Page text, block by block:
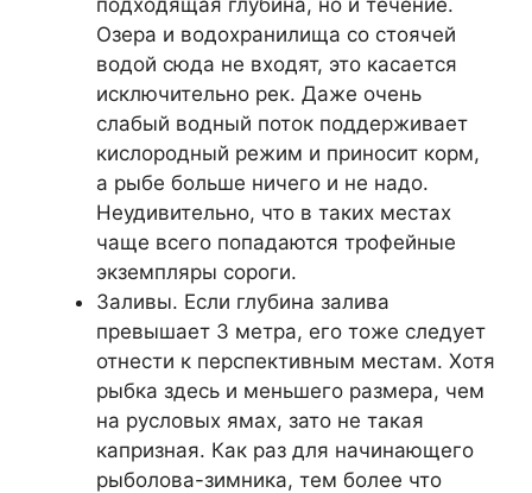
Озера и водохранилища со стоячей
водой сюда не входят, это касается
исключительно рек. Даже очень
слабый водный поток поддерживает
кислородный режим и приносит корм,
а рыбе больше ничего и не надо.
Неудивительно, что в таких местах
чаще всего попадаются трофейные
экземпляры сороги.
Заливы. Если глубина залива
превышает 3 метра, его тоже следует
отнести к перспективным местам. Хотя
рыбка здесь и меньшего размера, чем
на русловых ямах, зато не такая
капризная. Как раз для начинающего
рыболова-зимника, тем более что